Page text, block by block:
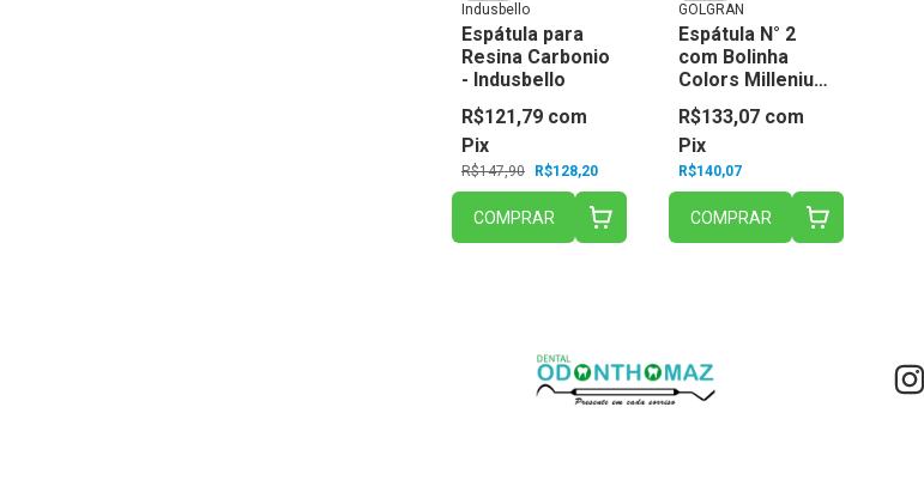
Indusbello
Espátula para
Resina Carbonio
- Indusbello
R$147,90 R$128,20
R$121,79 com
Pix
COMPRAR
GOLGRAN
Espátula N° 2
com Bolinha
Colors Millenium
- Golgran
R$140,07
R$133,07 com
Pix
COMPRAR